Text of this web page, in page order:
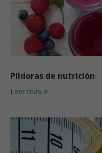
Píldoras de nutrición
Leer más